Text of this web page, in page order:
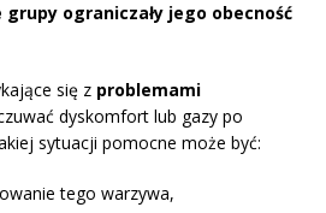
ograniczały jego obecność
się z problemami
dyskomfort lub gazy po
sytuacji pomocne może być:
tego warzywa,